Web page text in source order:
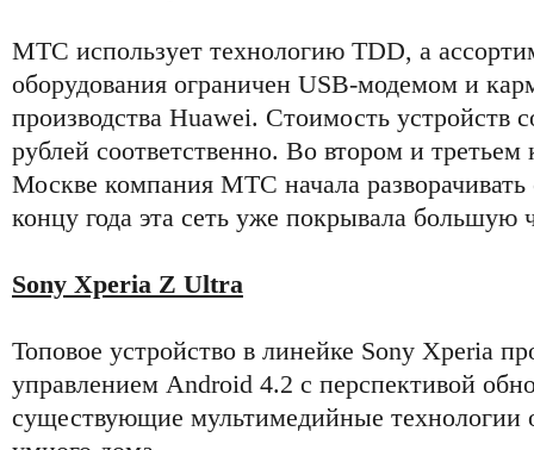
МТС использует технологию TDD, а
оборудования ограничен USB-модемом и
производства Huawei. Стоимость устройств
рублей соответственно. Во втором и третьем
Москве компания МТС начала
концу года эта сеть уже покрывала большую
Sony Xperia Z Ultra
Топовое устройство в линейке Sony Xperia
управлением Android 4.2 с перспективой
существующие мультимедийные технологии